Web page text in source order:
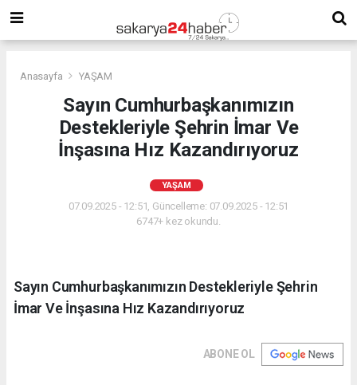
Anasayfa YAŞAM
Sayın Cumhurbaşkanımızın
Destekleriyle Şehrin İmar Ve
İnşasına Hız Kazandırıyoruz
YAŞAM
07.09.2025 - 12:51, Güncelleme: 07.09.2025 - 12:51
6747+ kez okundu.
Sayın Cumhurbaşkanımızın Destekleriyle Şehrin
İmar Ve İnşasına Hız Kazandırıyoruz
ABONE OL